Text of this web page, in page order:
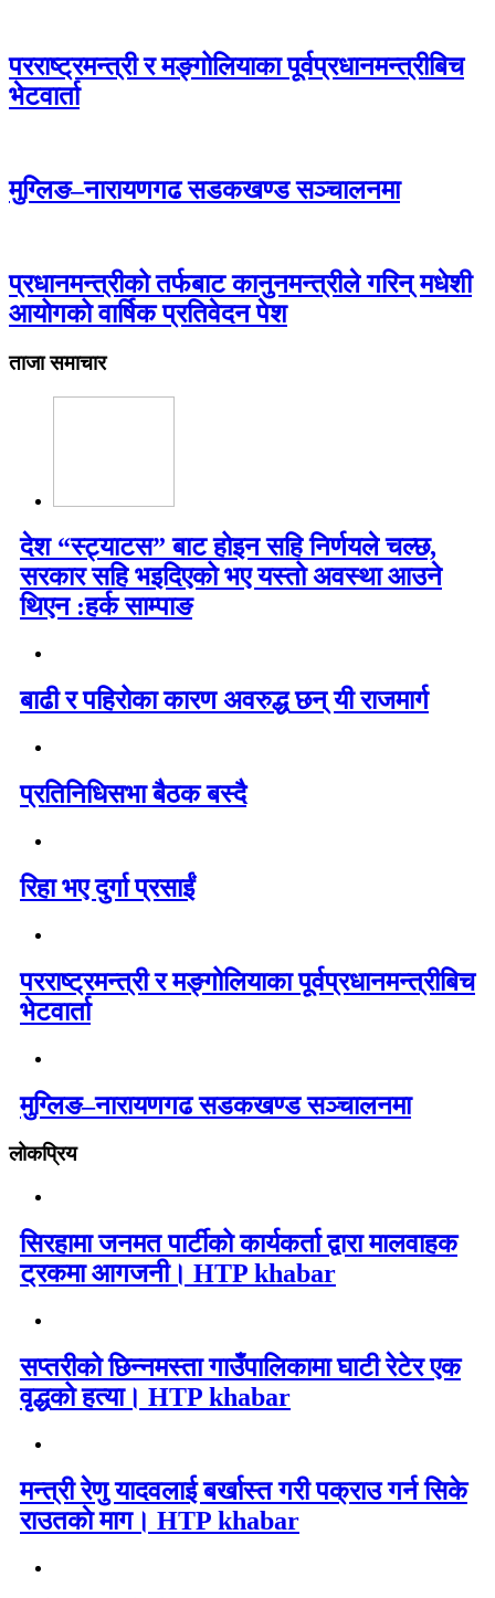
परराष्ट्रमन्त्री र मङ्गोलियाका पूर्वप्रधानमन्त्रीबिच
भेटवार्ता
मुग्लिङ–नारायणगढ सडकखण्ड सञ्चालनमा
प्रधानमन्त्रीको तर्फबाट कानुनमन्त्रीले गरिन् मधेशी
आयोगको वार्षिक प्रतिवेदन पेश
ताजा समाचार
देश “स्ट्याटस” बाट होइन सहि निर्णयले चल्छ,
सरकार सहि भइदिएको भए यस्तो अवस्था आउने
थिएन :हर्क साम्पाङ
बाढी र पहिरोका कारण अवरुद्ध छन् यी राजमार्ग
प्रतिनिधिसभा बैठक बस्दै
रिहा भए दुर्गा प्रसाईं
परराष्ट्रमन्त्री र मङ्गोलियाका पूर्वप्रधानमन्त्रीबिच
भेटवार्ता
मुग्लिङ–नारायणगढ सडकखण्ड सञ्चालनमा
लोकप्रिय
सिरहामा जनमत पार्टीको कार्यकर्ता द्वारा मालवाहक
ट्रकमा आगजनी। HTP khabar
सप्तरीको छिन्नमस्ता गाउँपालिकामा घाटी रेटेर एक
वृद्धको हत्या। HTP khabar
मन्त्री रेणु यादवलाई बर्खास्त गरी पक्राउ गर्न सिके
राउतकाे माग। HTP khabar